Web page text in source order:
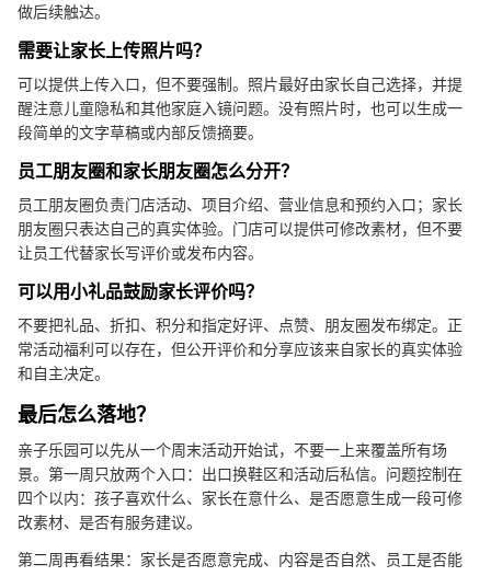
做后续触达。
需要让家长上传照片吗？
可以提供上传入口，但不要强制。照片最好由家长自己选择，并提
醒注意儿童隐私和其他家庭入镜问题。没有照片时，也可以生成一
段简单的文字草稿或内部反馈摘要。
员工朋友圈和家长朋友圈怎么分开？
员工朋友圈负责门店活动、项目介绍、营业信息和预约入口；家长
朋友圈只表达自己的真实体验。门店可以提供可修改素材，但不要
让员工代替家长写评价或发布内容。
可以用小礼品鼓励家长评价吗？
不要把礼品、折扣、积分和指定好评、点赞、朋友圈发布绑定。正
常活动福利可以存在，但公开评价和分享应该来自家长的真实体验
和自主决定。
最后怎么落地？
亲子乐园可以先从一个周末活动开始试，不要一上来覆盖所有场
景。第一周只放两个入口：出口换鞋区和活动后私信。问题控制在
四个以内：孩子喜欢什么、家长在意什么、是否愿意生成一段可修
改素材、是否有服务建议。
第二周再看结果：家长是否愿意完成、内容是否自然、员工是否能